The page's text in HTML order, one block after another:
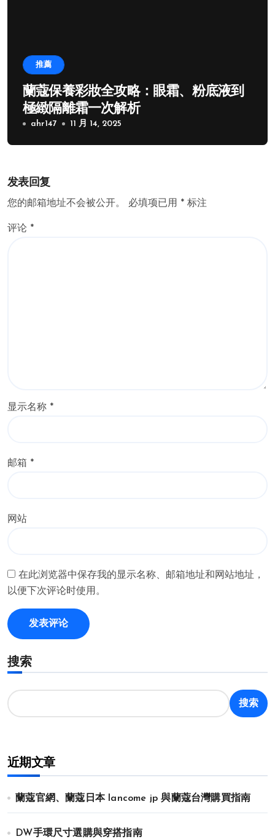
推薦
蘭蔻保養彩妝全攻略：眼霜、粉底液到
極緻隔離霜一次解析
ahr147 11 月 14, 2025
发表回复
您的邮箱地址不会被公开。 必填项已用 * 标注
评论 *
显示名称 *
邮箱 *
网站
在此浏览器中保存我的显示名称、邮箱地址和网站地址，
以便下次评论时使用。
搜索
搜索
近期文章
蘭蔻官網、蘭蔻日本 lancome jp 與蘭蔻台灣購買指南
DW手環尺寸選購與穿搭指南